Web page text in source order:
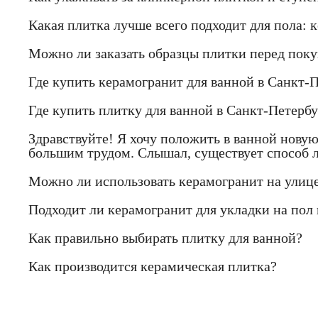
Какая плитка лучше всего подходит для пола:
Можно ли заказать образцы плитки перед
Где купить керамогранит для ванной в Санкт-
Где купить плитку для ванной в Санкт-
Здравствуйте! Я хочу положить в ванной
большим трудом. Слышал, существует способ
Можно ли использовать керамогранит на
Подходит ли керамогранит для укладки на пол
Как правильно выбирать плитку для ванной?
Как производится керамическая плитка?